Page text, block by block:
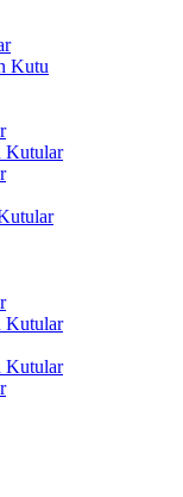
Kutu
Kutular
Kutular
Kutular